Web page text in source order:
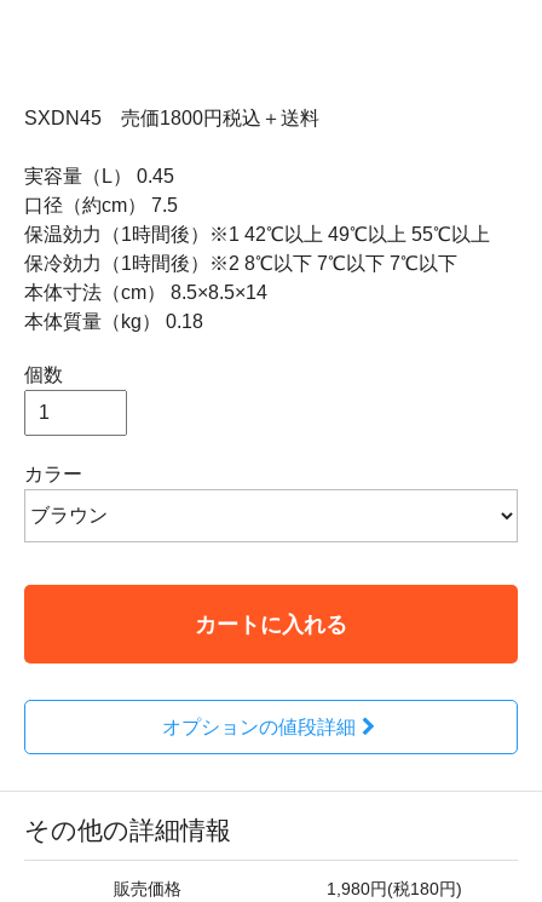
SXDN45 売価1800円税込＋送料
実容量（L） 0.45
口径（約cm） 7.5
保温効力（1時間後）※1 42℃以上 49℃以上 55℃以上
保冷効力（1時間後）※2 8℃以下 7℃以下 7℃以下
本体寸法（cm） 8.5×8.5×14
本体質量（kg） 0.18
個数
カラー
カートに入れる
オプションの値段詳細
その他の詳細情報
販売価格 1,980円(税180円)